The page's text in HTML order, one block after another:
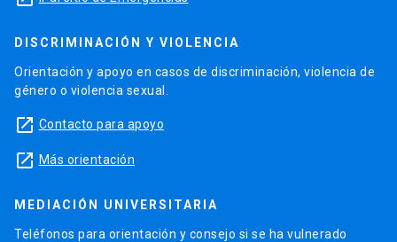
DISCRIMINACIÓN Y VIOLENCIA
Orientación y apoyo en casos de discriminación, violencia de
género o violencia sexual.
launch Contacto para apoyo
launch Más orientación
MEDIACIÓN UNIVERSITARIA
Teléfonos para orientación y consejo si se ha vulnerado